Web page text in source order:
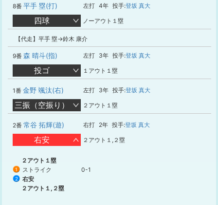
8番 平手 塁(打) 左打 4年 投手:登坂 真大
四球 ノーアウト１塁
【代走】平手 塁→鈴木 康介
9番 森 晴斗(指) 左打 3年 投手:登坂 真大
投ゴ １アウト１塁
1番 金野 颯汰(右) 左打 3年 投手:登坂 真大
三振（空振り） ２アウト１塁
2番 常谷 拓輝(遊) 右打 2年 投手:登坂 真大
右安 ２アウト１,２塁
２アウト１塁
1 ストライク 0-1
2
右安
２アウト１,２塁